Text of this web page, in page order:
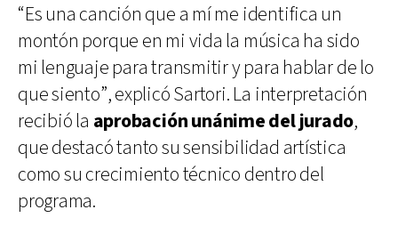
“Es una canción que a mí me identifica un
montón porque en mi vida la música ha sido
mi lenguaje para transmitir y para hablar de lo
que siento”, explicó Sartori. La interpretación
recibió la aprobación unánime del jurado,
que destacó tanto su sensibilidad artística
como su crecimiento técnico dentro del
programa.